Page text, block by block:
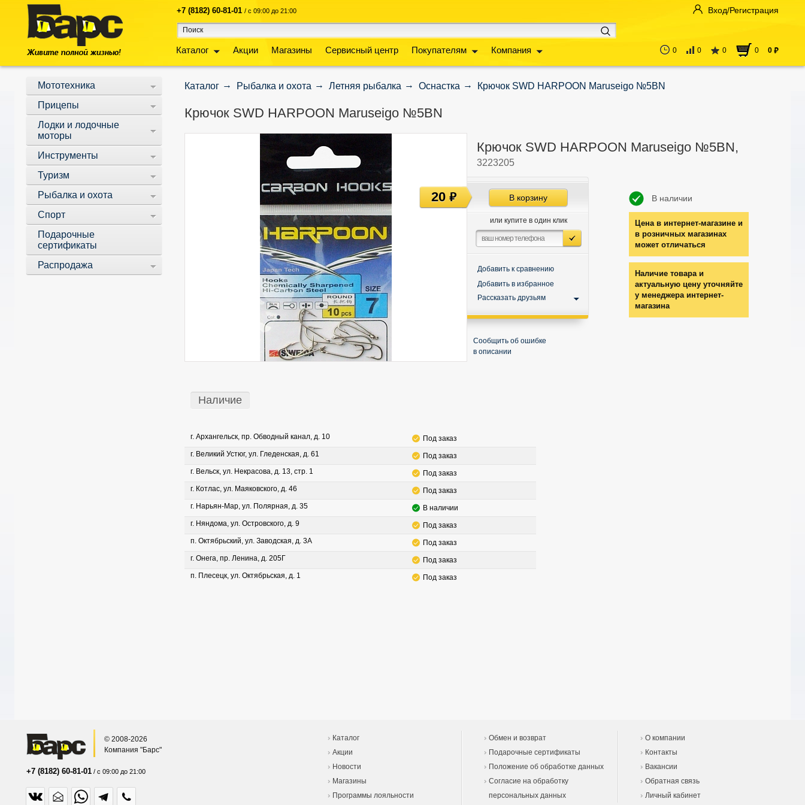
+7 (8182) 60-81-01 / с 09:00 до 21:00
Каталог Акции Магазины Сервисный центр Покупателям Компания
Вход/Регистрация
0 0 0 0 0 руб
Мототехника
Прицепы
Лодки и лодочные
моторы
Инструменты
Туризм
Рыбалка и охота
Спорт
Подарочные
сертификаты
Распродажа
Каталог Рыбалка и охота Летняя рыбалка Оснастка Крючок SWD HARPOON Maruseigo №5BN
Крючок SWD HARPOON Maruseigo №5BN
Крючок SWD HARPOON Maruseigo №5BN,
3223205
В наличии
Цена в интернет-магазине и
в розничных магазинах
может отличаться
Наличие товара и
актуальную цену уточняйте
у менеджера интернет-
магазина
В корзину
или купите в один клик
Добавить к сравнению
Добавить в избранное
Рассказать друзьям
Сообщить об ошибке
в описании
20руб
Наличие
г. Архангельск, пр. Обводный канал, д. 10
Под заказ
г. Великий Устюг, ул. Гледенская, д. 61
Под заказ
г. Вельск, ул. Некрасова, д. 13, стр. 1
Под заказ
г. Котлас, ул. Маяковского, д. 46
Под заказ
г. Нарьян-Мар, ул. Полярная, д. 35
В наличии
г. Няндома, ул. Островского, д. 9
Под заказ
п. Октябрьский, ул. Заводская, д. 3А
Под заказ
г. Онега, пр. Ленина, д. 205Г
Под заказ
п. Плесецк, ул. Октябрьская, д. 1
Под заказ
© 2008-2026
Компания "Барс"
+7 (8182) 60-81-01 / с 09:00 до 21:00
Каталог
Акции
Новости
Магазины
Программы лояльности
Обмен и возврат
Подарочные сертификаты
Положение об обработке данных
Согласие на обработку
персональных данных
О компании
Контакты
Вакансии
Обратная связь
Личный кабинет